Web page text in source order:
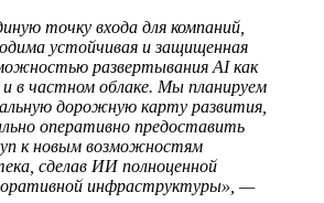
точку входа для компаний,
устойчивая и защищенная
развертывания AI как
в частном облаке. Мы планируем
дорожную карту развития,
оперативно предоставить
к новым возможностям
сделав ИИ полноценной
инфраструктуры», —